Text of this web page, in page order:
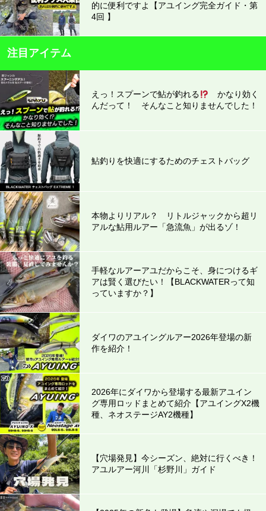
的に便利ですよ【アユイング完全ガイド・第
4回 】
注目アイテム
えっ！スプーンで鮎が釣れる
かなり効く
んだって！ そんなこと知りませんでした！
鮎釣りを快適にするためのチェストバッグ
本物よりリアル？ リトルジャックから超リ
アルな鮎用ルアー「急流魚」が出るゾ！
手軽なルアーアユだからこそ、身につけるギ
アは賢く選びたい！【BLACKWATERって知
っていますか？】
ダイワのアユイングルアー2026年登場の新
作を紹介！
2026年にダイワから登場する最新アユイン
グ専用ロッドまとめて紹介【アユイングX2機
種、ネオステージAY2機種】
【穴場発見】今シーズン、絶対に行くべき！
アユルアー河川「杉野川」ガイド